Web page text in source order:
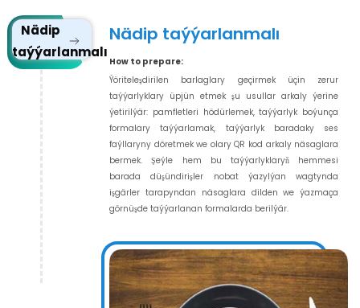
Nädip
taýýarlanmalı
Nädip taýýarlanmalı
How to prepare:
Ýöriteleşdirilen barlaglary geçirmek üçin zerur
taýýarlyklary üpjün etmek şu usullar arkaly ýerine
ýetirilýär: pamfletleri hödürlemek, taýýarlyk boýunça
formalary taýýarlamak, taýýarlyk baradaky ses
faýllaryny döretmek we olary QR kod arkaly näsaglara
bermek. Şeýle hem bu taýýarlyklaryň hemmesi
barada düşündirişler nobat ýazylýan wagtynda
işgärler tarapyndan näsaglara dilden we ýazmaça
görnüşde taýýarlanan formalarda berilýär.